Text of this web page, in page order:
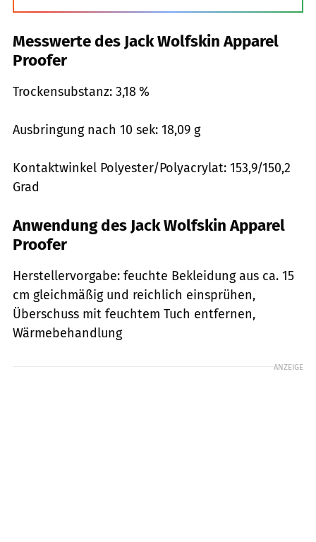
Messwerte des Jack Wolfskin Apparel
Proofer
Trockensubstanz: 3,18 %
Ausbringung nach 10 sek: 18,09 g
Kontaktwinkel Polyester/Polyacrylat: 153,9/150,2
Grad
Anwendung des Jack Wolfskin Apparel
Proofer
Herstellervorgabe: feuchte Bekleidung aus ca. 15
cm gleichmäßig und reichlich einsprühen,
Überschuss mit feuchtem Tuch entfernen,
Wärmebehandlung
ANZEIGE